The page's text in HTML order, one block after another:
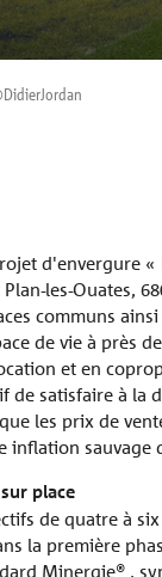
d'envergure «
les-Ouates,
communs
de vie à près
et en
de satisfaire à la
les prix de
inflation sauvage
place
de quatre à
la première
Minergie® ,